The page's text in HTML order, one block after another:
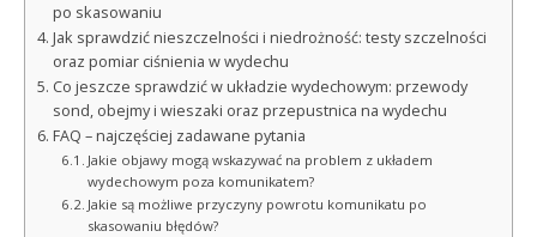
po skasowaniu
Jak sprawdzić nieszczelności i niedrożność: testy szczelności
oraz pomiar ciśnienia w wydechu
Co jeszcze sprawdzić w układzie wydechowym: przewody
sond, obejmy i wieszaki oraz przepustnica na wydechu
FAQ – najczęściej zadawane pytania
Jakie objawy mogą wskazywać na problem z układem
wydechowym poza komunikatem?
Jakie są możliwe przyczyny powrotu komunikatu po
skasowaniu błędów?